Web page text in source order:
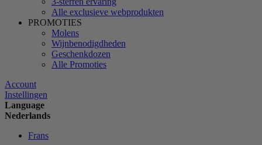
Alle exclusieve webprodukten
PROMOTIES
Molens
Wijnbenodigdheden
Geschenkdozen
Alle Promoties
Account
Instellingen
Language
Nederlands
Frans